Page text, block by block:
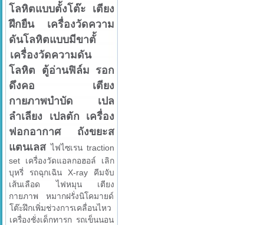
โลหิตแบบตั้งโต๊ะ
เตียง
ฝึกยืน
เครื่องวัดความ
ดันโลหิตแบบมีขาตั้
เครื่องวัดความดัน
โลหิต
ตู้อ่านฟิล์ม รอก
ดึงคอ
เตียง
กายภาพบำบัด
เปล
ลำเลียง
เปลตัก
เครื่อง
ฟอกอากาศ
ถังขยะส
แตนเลส ไฟไซเรน traction
set
เครื่องวัดแอลกอฮอล์
เลิก
บุหรี่
รถฉุกเฉิน X-ray
คีมจับ
เส้นเลือด
ไฟหมุน
เตียง
กายภาพ
หมากฝรั่งนิโคมายด์
โต๊ะฝึกเพิ่มช่วงการเคลื่อนไหว
เครื่องชั่งเด็กทารก รถเข็นนอน